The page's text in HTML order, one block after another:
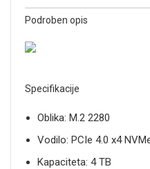
Podroben opis
Specifikacije
Oblika: M.2 2280
Vodilo: PCIe 4.0 x4
Kapaciteta: 4 TB